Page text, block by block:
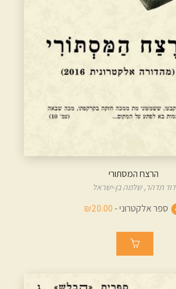
הרצח המסתורי
דוד תדהר,שלמה בן-ישראל
ספר אלקטרוני -₪20.00